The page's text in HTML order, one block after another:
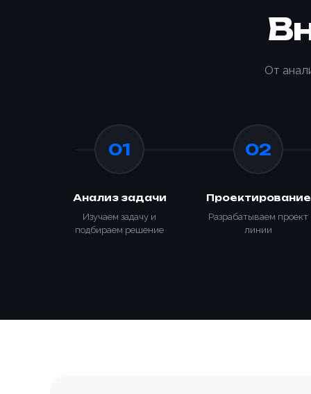
От
01
Анализ задачи
Изучаем задачу и
подбираем решение
02
Проектирование
Разрабатываем проект
линии